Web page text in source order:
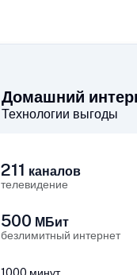
Домашний
Технологии выгоды
211 каналов
телевидение
500 МБит
безлимитный интернет